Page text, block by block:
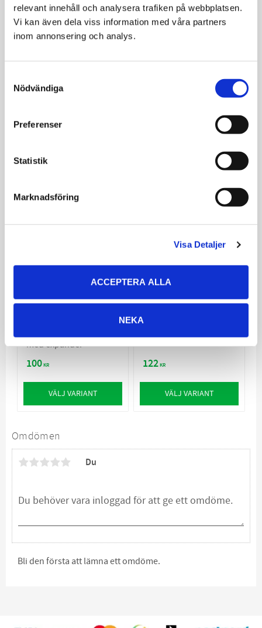
relevant innehåll och analysera trafiken på webbplatsen.
Vi kan även dela viss information med våra partners
inom annonsering och analys.
Selection
Nödvändiga
Preferenser
Statistik
Marknadsföring
Visa Detaljer
ACCEPTERA ALLA
NEKA
Hundleksaken Bungee Fun är totalt 47 cm på längden
och tuggdelen är 20 cm.
Inbyggd expander
Ljudlös
Omdömen
Du
Bli den första att lämna ett omdöme.
Trixie Bungee
med expander
100KR
VÄLJ VARIANT
Trixie Bungee
122KR
VÄLJ VARIANT